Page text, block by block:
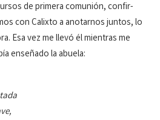
de primera comunión, confir­
con Calixto a anotarnos jun­tos, lo
Esa vez me llevó él mientras me
enseñado la abuela: